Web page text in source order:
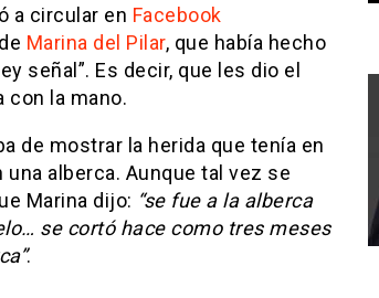
a circular en Facebook
Marina del Pilar, que había hecho
señal”. Es decir, que les dio el
con la mano.
de mostrar la herida que tenía en
alberca. Aunque tal vez se
Marina dijo: “se fue a la alberca
se cortó hace como tres meses
.